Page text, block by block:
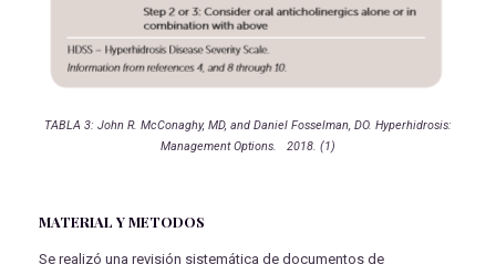
TABLA 3: John R. McConaghy, MD, and Daniel Fosselman, DO. Hyperhidrosis:
Management Options. 2018. (1)
MATERIAL Y METODOS
Se realizó una revisión sistemática de documentos de